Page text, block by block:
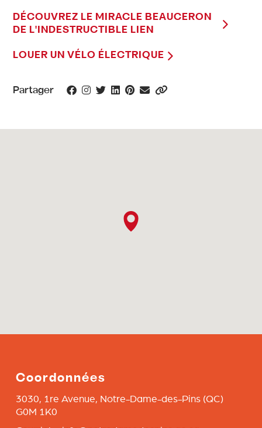
DÉCOUVREZ LE MIRACLE BEAUCERON
DE L'INDESTRUCTIBLE LIEN
LOUER UN VÉLO ÉLECTRIQUE
Partager
Coordonnées
3030, 1re Avenue, Notre-Dame-des-Pins (QC)
G0M 1K0